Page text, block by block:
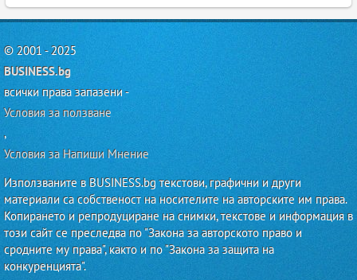
© 2001 - 2025
BUSINESS.bg
всички права запазени -
Условия за ползване
,
Условия за Напиши Мнение
Използваните в BUSINESS.bg текстови, графични и други
материали са собственост на носителите на авторските им права.
Копирането и репродуциране на снимки, текстове и информация в
този сайт се преследва по "Закона за авторското право и
сродните му права", както и по "Закона за защита на
конкуренцията".